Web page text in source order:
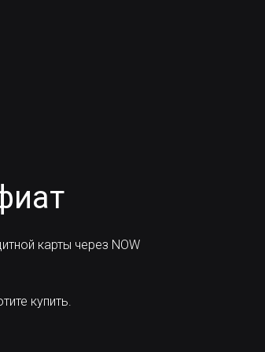
карты через NOW
купить.